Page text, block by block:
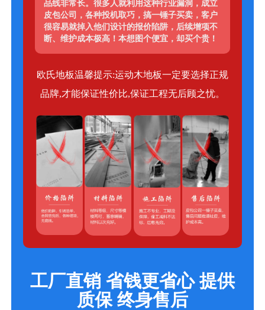
品线非常长。很多人就利用这种行业漏洞，成立
皮包公司，各种投机取巧，搞一锤子买卖，客户
很容易就掉入他们设计的报价陷阱，后续增项不
断、维护成本极高！本想图个便宜，却买个贵！
欧氏地板温馨提示:运动木地板一定要选择正规
品牌,才能保证性价比,保证工程无后顾之忧。
工厂直销 省钱更省心 提供
质保 终身售后